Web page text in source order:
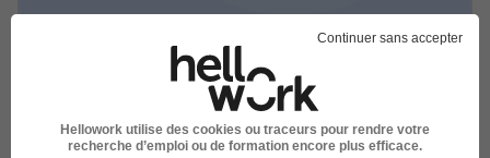
Carreleur Réf 288 Bis H/F
Sausheim - 68 CDD Temps partiel
Continuer sans accepter
Hellowork utilise des cookies ou traceurs pour rendre votre
recherche d’emploi ou de formation encore plus efficace.